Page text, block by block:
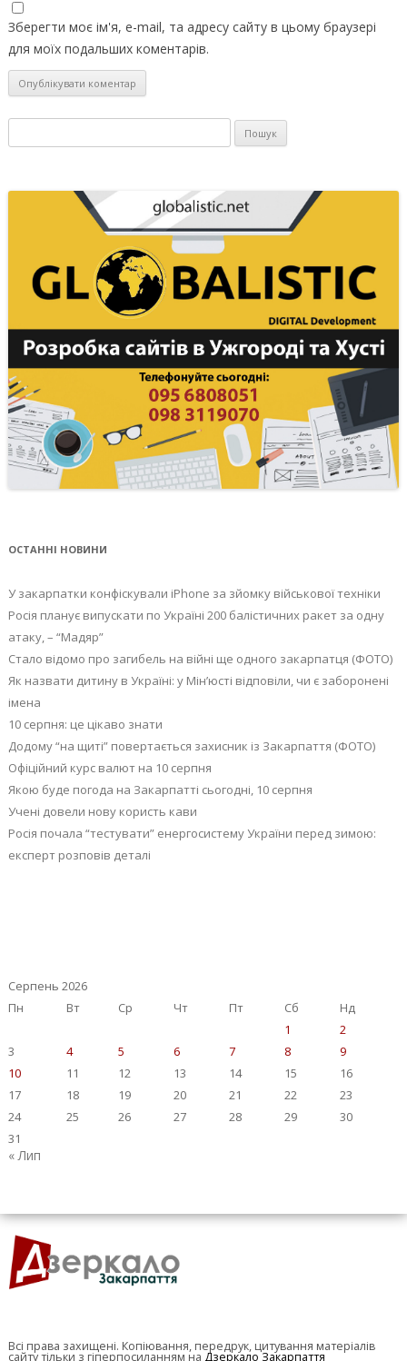
Зберегти моє ім'я, e-mail, та адресу сайту в цьому браузері
для моїх подальших коментарів.
ОСТАННІ НОВИНИ
У закарпатки конфіскували iPhone за зйомку військової техніки
Росія планує випускати по Україні 200 балістичних ракет за одну
атаку, – “Мадяр”
Стало відомо про загибель на війні ще одного закарпатця (ФОТО)
Як назвати дитину в Україні: у Мін’юсті відповіли, чи є заборонені
імена
10 серпня: це цікаво знати
Додому “на щиті” повертається захисник із Закарпаття (ФОТО)
Офіційний курс валют на 10 серпня
Якою буде погода на Закарпатті сьогодні, 10 серпня
Учені довели нову користь кави
Росія почала “тестувати” енергосистему України перед зимою:
експерт розповів деталі
Серпень 2026
Пн
Вт Ср Чт Пт Сб
Нд
1
2
3
4 5 6 7 8
9
10
11 12 13 14 15
16
17
18 19 20 21 22
23
24
25 26 27 28 29
30
31
« Лип
Всі права захищені. Копіювання, передрук, цитування матеріалів
сайту тільки з гіперпосиланням на Дзеркало Закарпаття